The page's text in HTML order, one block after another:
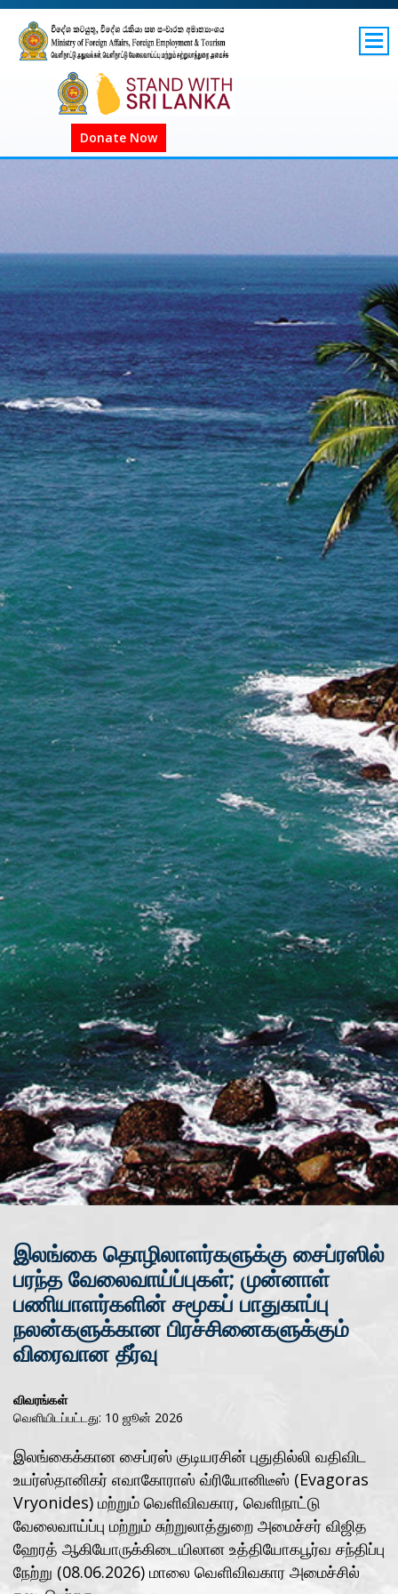
GOV.LK
Donate Now
இலங்கை தொழிலாளர்களுக்கு சைப்ரஸில்
பரந்த வேலைவாய்ப்புகள்; முன்னாள்
பணியாளர்களின் சமூகப் பாதுகாப்பு
நலன்களுக்கான பிரச்சினைகளுக்கும்
விரைவான தீர்வு
விவரங்கள்
வெளியிடப்பட்டது: 10 ஜூன் 2026
இலங்கைக்கான சைப்ரஸ் குடியரசின் புதுதில்லி வதிவிட
உயர்ஸ்தானிகர் எவாகோராஸ் வ்ரியோனிடீஸ் (Evagoras
Vryonides) மற்றும் வெளிவிவகார, வெளிநாட்டு
வேலைவாய்ப்பு மற்றும் சுற்றுலாத்துறை அமைச்சர் விஜித
ஹேரத் ஆகியோருக்கிடையிலான உத்தியோகபூர்வ சந்திப்பு
நேற்று (08.06.2026) மாலை வெளிவிவகார அமைச்சில்